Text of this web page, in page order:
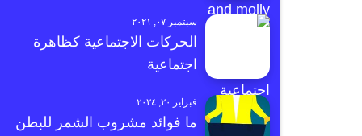
سبتمبر ٠٧, ٢٠٢١
الحركات الاجتماعية كظاهرة
اجتماعية
فبراير ٢٠, ٢٠٢٤
ما فوائد مشروب الشمر للبطن